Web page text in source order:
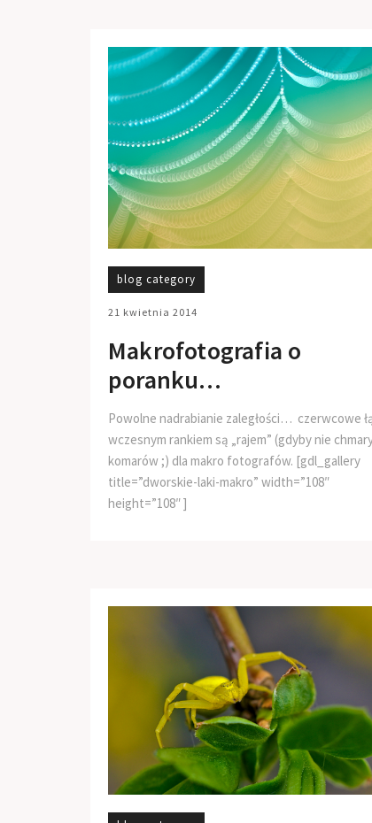
blog category
21 kwietnia 2014
Makrofotografia o
poranku…
Powolne nadrabianie zaległości… czerwcowe
wczesnym rankiem są „rajem” (gdyby nie
komarów ;) dla makro fotografów. [gdl_gallery
title=”dworskie-laki-makro” width=”108″
height=”108″ ]